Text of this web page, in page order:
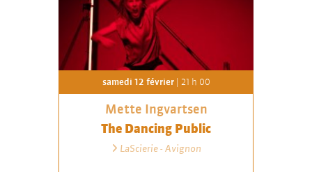
samedi 12 février| 21 h 00
Mette Ingvartsen
The Dancing Public
LaScierie - Avignon